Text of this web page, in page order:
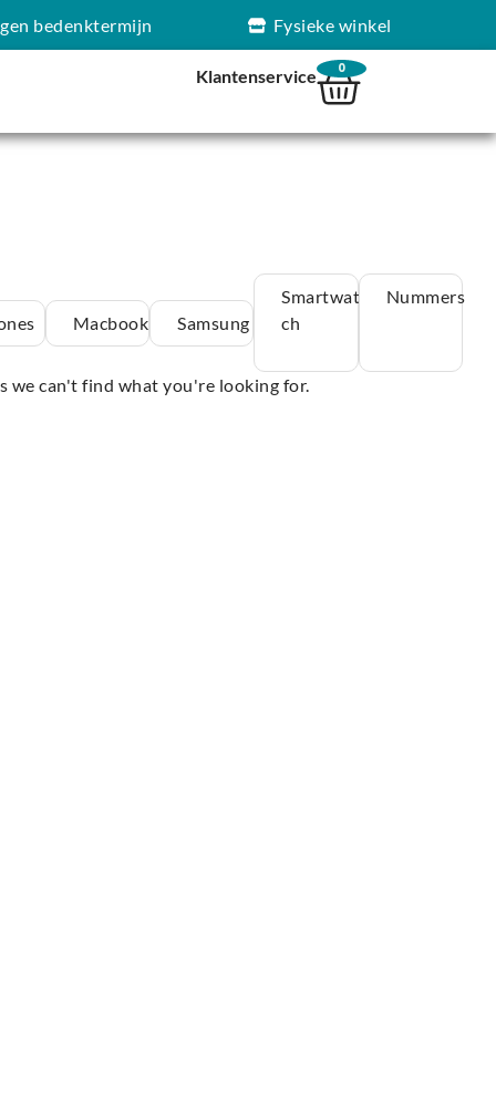
bedenktermijn Fysieke winkel
Klantenservice 0
Macbook Samsung
Smartwat
ch
Nummers
we can't find what you're looking for.